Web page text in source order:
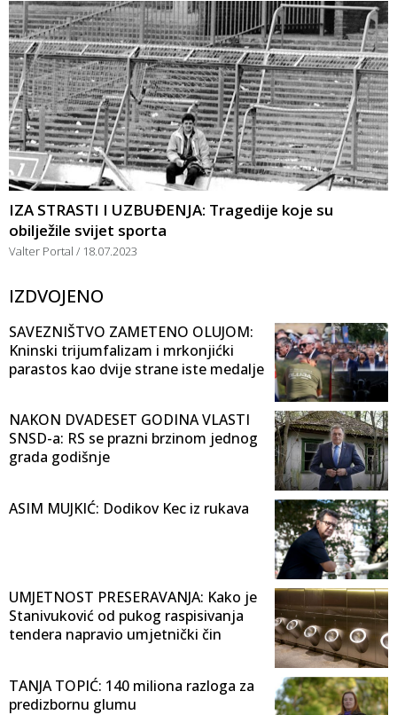
IZA STRASTI I UZBUĐENJA: Tragedije koje su
obilježile svijet sporta
Valter Portal 18.07.2023
IZDVOJENO
SAVEZNIŠTVO ZAMETENO OLUJOM:
Kninski trijumfalizam i mrkonjićki
parastos kao dvije strane iste medalje
NAKON DVADESET GODINA VLASTI
SNSD-a: RS se prazni brzinom jednog
grada godišnje
ASIM MUJKIĆ: Dodikov Kec iz rukava
UMJETNOST PRESERAVANJA: Kako je
Stanivuković od pukog raspisivanja
tendera napravio umjetnički čin
TANJA TOPIĆ: 140 miliona razloga za
predizbornu glumu